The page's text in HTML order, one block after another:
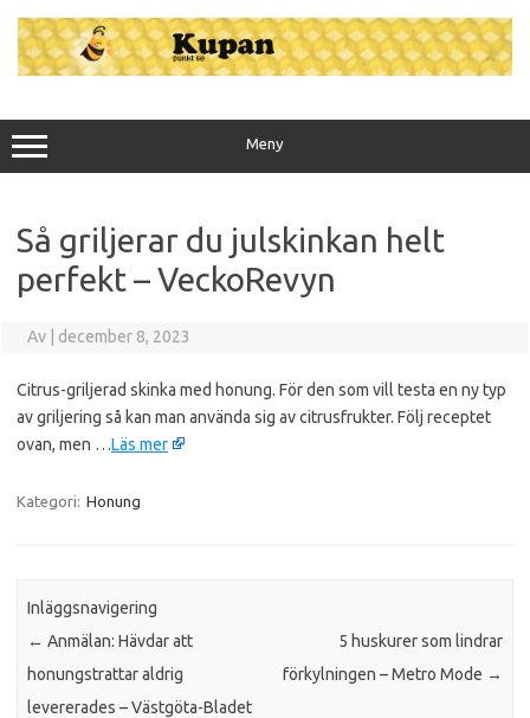
innehåll
Meny
Så griljerar du julskinkan helt
perfekt – VeckoRevyn
Av december 8, 2023
Citrus-griljerad skinka med honung. För den som vill testa en ny typ
av griljering så kan man använda sig av citrusfrukter. Följ receptet
ovan, men …Läs mer
Kategori: Honung
Inläggsnavigering
← Anmälan: Hävdar att
honungstrattar aldrig
levererades – Västgöta-Bladet
5 huskurer som lindrar
förkylningen – Metro Mode →